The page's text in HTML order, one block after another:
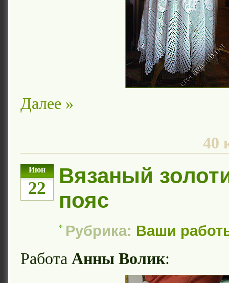
Далее »
40
Июн
22
Вязаный
пояс
Рубрика: Ваши
Работа Анны Волик: